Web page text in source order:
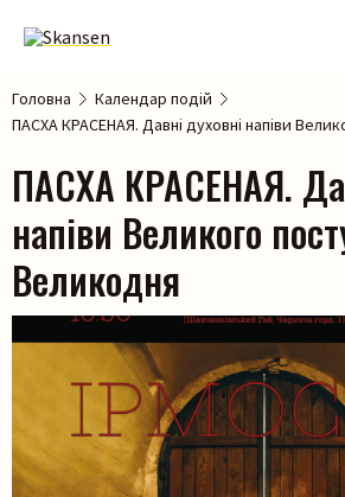
Головна
Календар подій
ПАСХА КРАСЕНАЯ. Давні духовні напіви
ПАСХА КРАСЕНАЯ.
напіви Великого
Великодня